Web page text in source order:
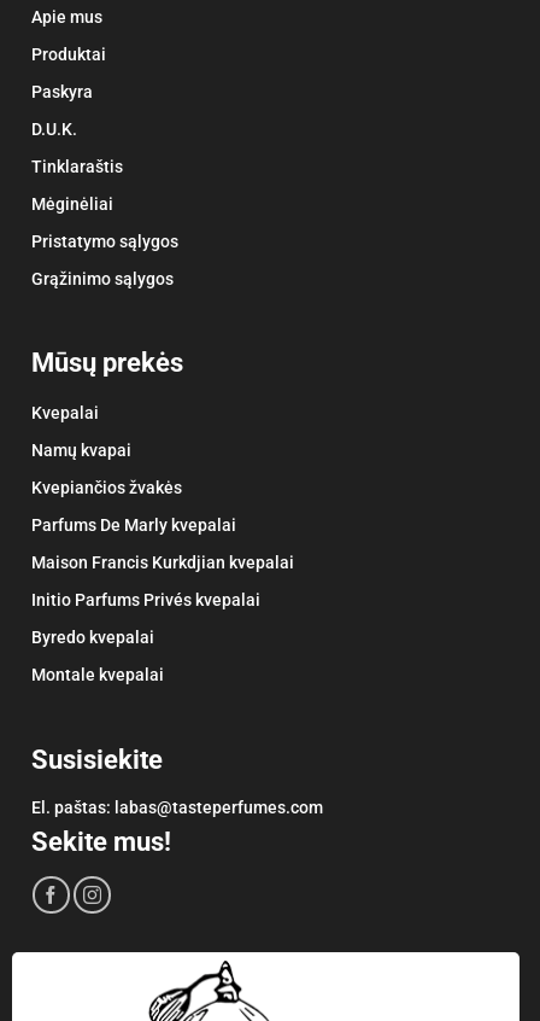
Apie mus
Produktai
Paskyra
D.U.K.
Tinklaraštis
Mėginėliai
Pristatymo sąlygos
Grąžinimo sąlygos
Mūsų prekės
Kvepalai
Namų kvapai
Kvepiančios žvakės
Parfums De Marly kvepalai
Maison Francis Kurkdjian kvepalai
Initio Parfums Privés kvepalai
Byredo kvepalai
Montale kvepalai
Susisiekite
El. paštas: labas@tasteperfumes.com
Sekite mus!